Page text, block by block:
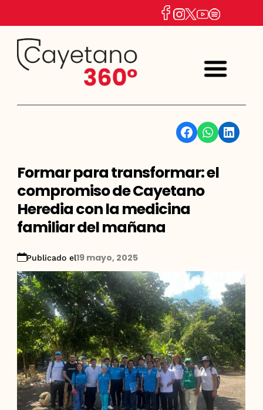
Facebook WhatsApp Linkedin
Formar para transformar: el
compromiso de Cayetano
Heredia con la medicina
familiar del mañana
Publicado el19 mayo, 2025